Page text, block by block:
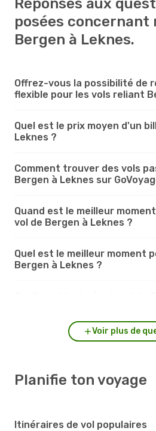
Réponses aux
posées concernant
Bergen à Leknes.
Offrez-vous la possibilité de
flexible pour les vols reliant
Quel est le prix moyen d'un
Leknes ?
Comment trouver des vols
Bergen à Leknes sur
Quand est le meilleur
vol de Bergen à Leknes ?
Quel est le meilleur moment
Bergen à Leknes ?
Voir plus de
Planifie ton voyage
Itinéraires de vol populaires